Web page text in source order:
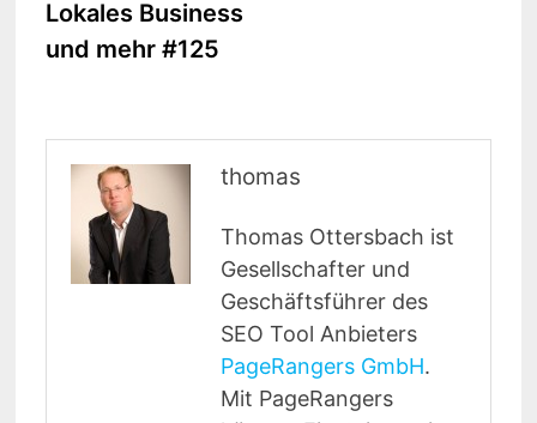
Lokales Business
und mehr #125
thomas
Thomas Ottersbach ist
Gesellschafter und
Geschäftsführer des
SEO Tool Anbieters
PageRangers GmbH.
Mit PageRangers